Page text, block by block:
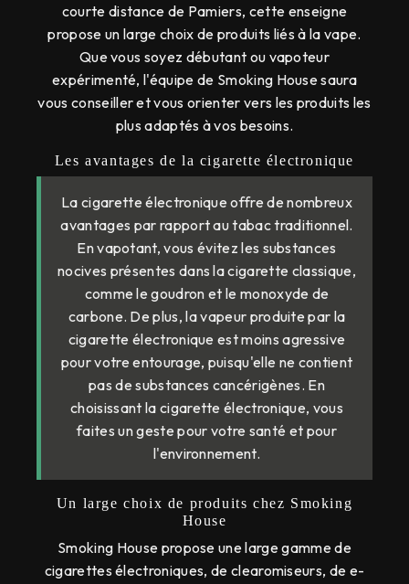
courte distance de Pamiers, cette enseigne
propose un large choix de produits liés à la vape.
Que vous soyez débutant ou vapoteur
expérimenté, l'équipe de Smoking House saura
vous conseiller et vous orienter vers les produits les
plus adaptés à vos besoins.
Les avantages de la cigarette électronique
La cigarette électronique offre de nombreux
avantages par rapport au tabac traditionnel.
En vapotant, vous évitez les substances
nocives présentes dans la cigarette classique,
comme le goudron et le monoxyde de
carbone. De plus, la vapeur produite par la
cigarette électronique est moins agressive
pour votre entourage, puisqu'elle ne contient
pas de substances cancérigènes. En
choisissant la cigarette électronique, vous
faites un geste pour votre santé et pour
l'environnement.
Un large choix de produits chez Smoking
House
Smoking House propose une large gamme de
cigarettes électroniques, de clearomiseurs, de e-